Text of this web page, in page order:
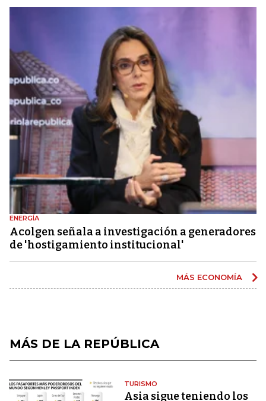
ENERGÍA
Acolgen señala a investigación a generadores
de 'hostigamiento institucional'
MÁS ECONOMÍA
MÁS DE LA REPÚBLICA
TURISMO
Asia sigue teniendo los